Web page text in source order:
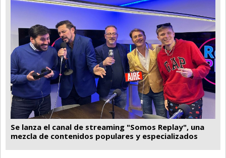
Se lanza el canal de streaming "Somos Replay", una
mezcla de contenidos populares y especializados